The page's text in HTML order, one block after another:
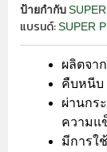
ป้ายกำกับ
แบรนด์:SUPER
ผลิตจา
คืบหนีบ
ผ่านกร
ความแ
มีการใ